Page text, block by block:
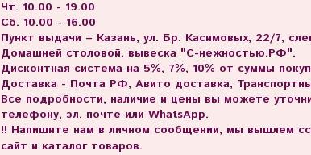
Чт. 10.00 - 19.00
Сб. 10.00 - 16.00
Пункт выдачи – Казань, ул. Бр. Касимовых, 22/7,
Домашней столовой. вывеска "С-нежностью.РФ".
Дисконтная система на 5%, 7%, 10% от суммы
Доставка - Почта РФ, Авито доставка,
Все подробности, наличие и цены вы можете
телефону, эл. почте или WhatsApp.
!! Напишите нам в личном сообщении, мы вышлем
сайт и каталог товаров.